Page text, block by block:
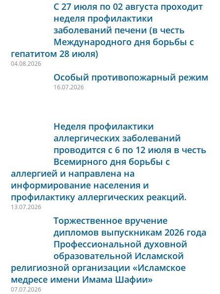
С 27 июля по 02 августа проходит
неделя профилактики
заболеваний печени (в честь
Международного дня борьбы с
гепатитом 28 июля)
04.08.2026
Особый противопожарный режим
16.07.2026
Неделя профилактики
аллергических заболеваний
проводится с 6 по 12 июля в честь
Всемирного дня борьбы с
аллергией и направлена на
информирование населения и
профилактику аллергических реакций.
13.07.2026
Торжественное вручение
дипломов выпускникам 2026 года
Профессиональной духовной
образовательной Исламской
религиозной организации «Исламское
медресе имени Имама Шафии»
07.07.2026